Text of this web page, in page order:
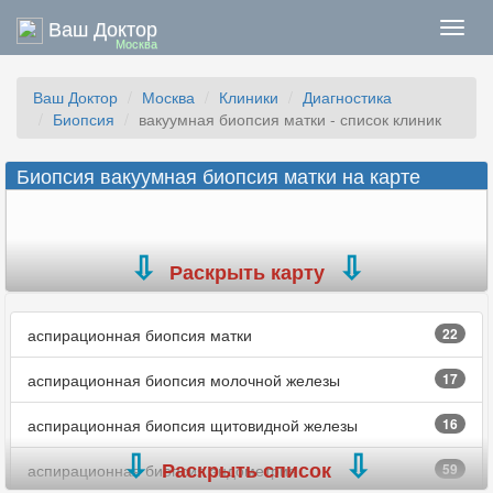
Ваш Доктор
Москва
Ваш Доктор Москва Клиники
Диагностика
Биопсия
вакуумная биопсия матки - список клиник
Биопсия вакуумная биопсия матки на карте
Раскрыть карту
аспирационная биопсия матки 22
аспирационная биопсия молочной железы 17
аспирационная биопсия щитовидной железы 16
аспирационная биопсия эндометрия 59
Раскрыть список